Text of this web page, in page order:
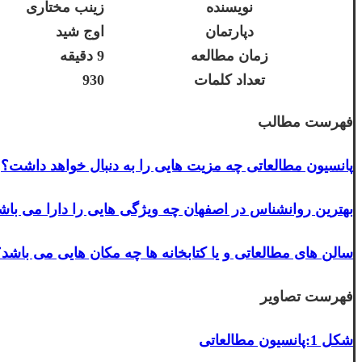
نویسنده
زینب مختاری
دپارتمان
اوج شید
زمان مطالعه
9 دقیقه
تعداد کلمات
930
فهرست مطالب
پانسیون مطالعاتی چه مزیت هایی را به دنبال خواهد داشت؟
بهترین روانشناس در اصفهان چه ویژگی هایی را دارا می
سالن های مطالعاتی و یا کتابخانه ها چه مکان هایی می
فهرست تصاویر
شکل 1:پانسیون مطالعاتی